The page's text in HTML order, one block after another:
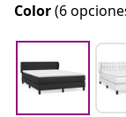
Color(6